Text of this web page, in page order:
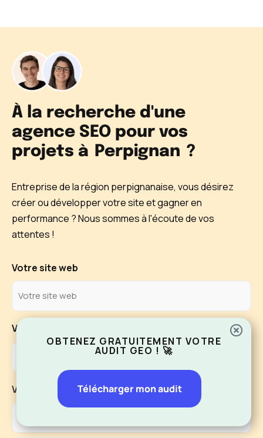
À la recherche d'une
agence SEO pour vos
projets à Perpignan ?
Entreprise de la région perpignanaise, vous désirez
créer ou développer votre site et gagner en
performance ? Nous sommes à l'écoute de vos
attentes !
Votre site web
Votre entreprise
Votre nom
OBTENEZ GRATUITEMENT VOTRE
AUDIT GEO ! 🚀
Télécharger mon audit